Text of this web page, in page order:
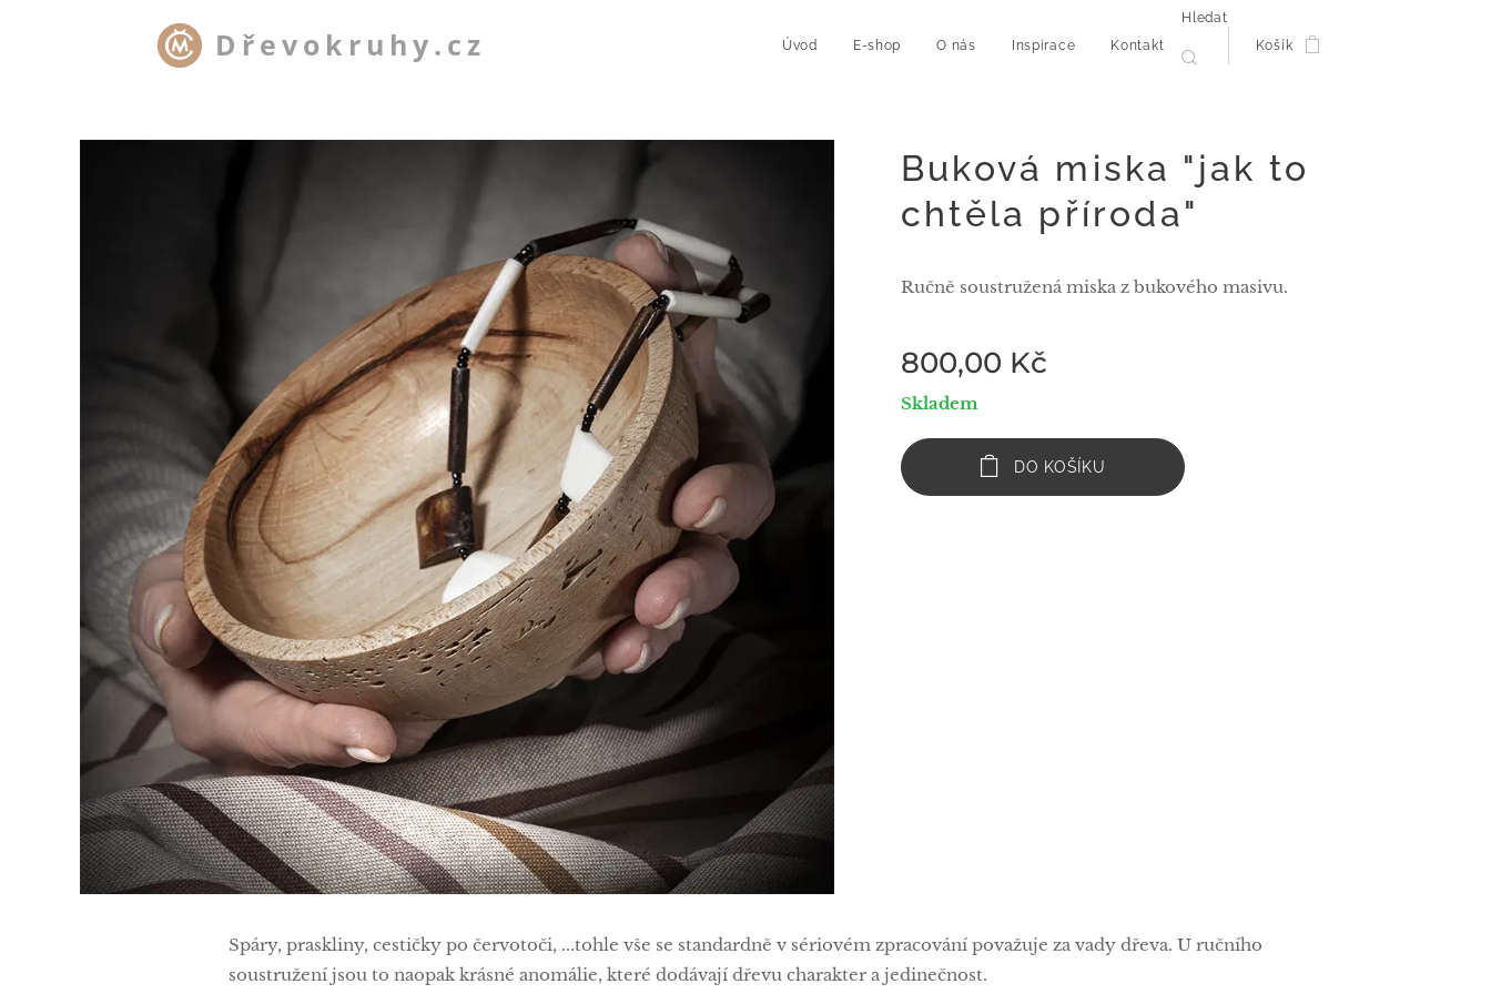
Dřevokruhy.cz Úvod E-shop O nás Inspirace Kontakt
Hledat
Košík
Buková miska "jak to
chtěla příroda"
Ručně soustružená miska z bukového masivu.
800,00 Kč
Skladem
DO KOŠÍKU
Spáry, praskliny, cestičky po červotoči, ...tohle vše se standardně v sériovém zpracování považuje za vady dřeva. U ručního
soustružení jsou to naopak krásné anomálie, které dodávají dřevu charakter a jedinečnost.